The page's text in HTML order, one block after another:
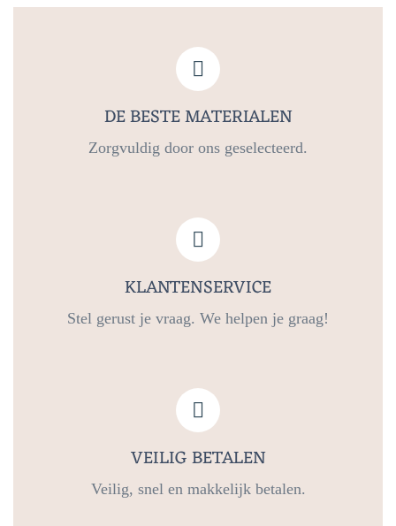
DE BESTE MATERIALEN
Zorgvuldig door ons geselecteerd.
KLANTENSERVICE
Stel gerust je vraag. We helpen je graag!
VEILIG BETALEN
Veilig, snel en makkelijk betalen.